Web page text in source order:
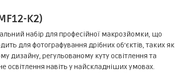
K2)
набір для професійної макрозйомки, що
для фотографування дрібних об’єктів, таких як
дизайну, регульованому куту освітлення та
освітлення навіть у найскладніших умовах.